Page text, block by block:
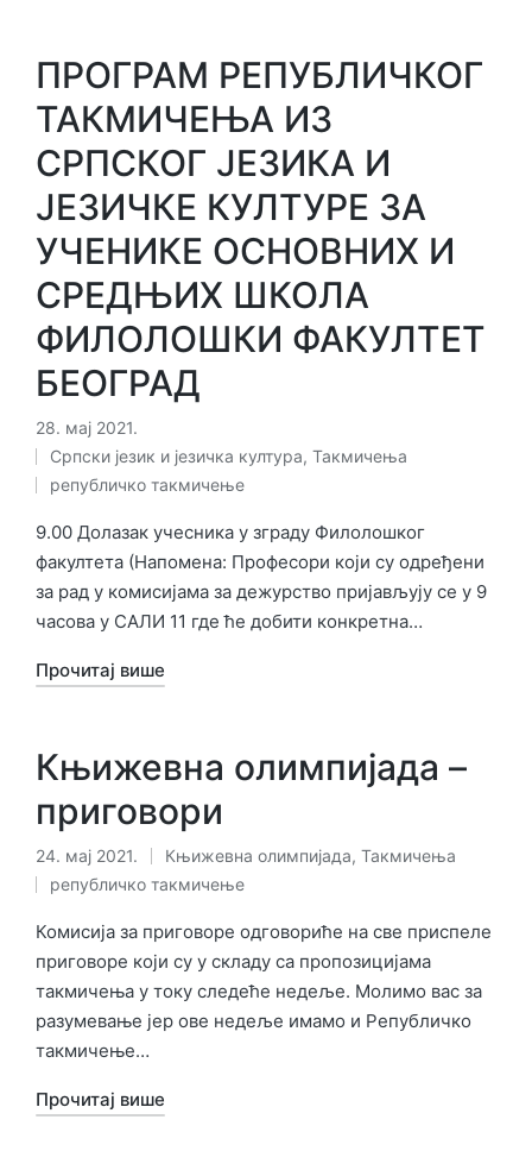
ПРОГРАМ РЕПУБЛИЧКОГ
ТАКМИЧЕЊА ИЗ
СРПСКОГ ЈЕЗИКА И
ЈЕЗИЧКЕ КУЛТУРЕ ЗА
УЧЕНИКЕ ОСНОВНИХ И
СРЕДЊИХ ШКОЛА
ФИЛОЛОШКИ ФАКУЛТЕТ
БЕОГРАД
28. мај 2021.
Објављено
у
Српски језик и језичка култура, Такмичења
Ознаке:
републичко такмичење
9.00 Долазак учесника у зграду Филолошког
факултета (Напомена: Професори који су одређени
за рад у комисијама за дежурство пријављују се у 9
часова у САЛИ 11 где ће добити конкретна…
Прочитај више
Књижевна олимпијада –
приговори
24. мај 2021.
Објављено
у
Књижевна олимпијада, Такмичења
Ознаке:
републичко такмичење
Комисија за приговоре одговориће на све приспеле
приговоре који су у складу са пропозицијама
такмичења у току следеће недеље. Молимо вас за
разумевање јер ове недеље имамо и Републичко
такмичење…
Прочитај више